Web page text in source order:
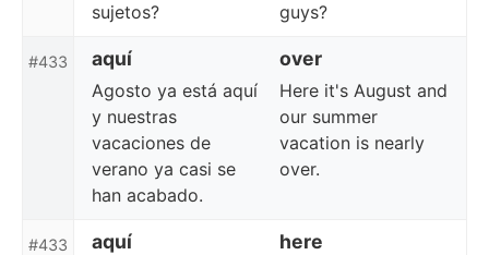
sujetos?
guys?
#433 aquí over
Agosto ya está aquí
y nuestras
vacaciones de
verano ya casi se
han acabado.
Here it's August and
our summer
vacation is nearly
over.
#433 aquí here